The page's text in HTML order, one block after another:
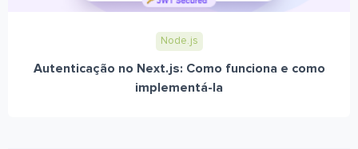
Node.js
Autenticação no Next.js: Como funciona e como
implementá-la